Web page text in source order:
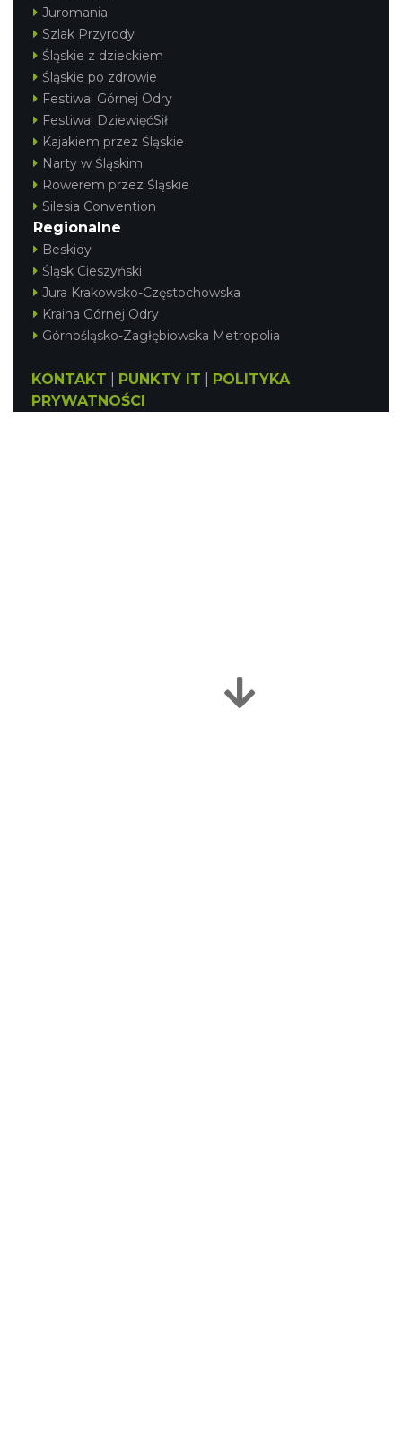
Juromania
Szlak Przyrody
Śląskie z dzieckiem
Śląskie po zdrowie
Festiwal Górnej Odry
Festiwal DziewięćSił
Kajakiem przez Śląskie
Narty w Śląskim
Rowerem przez Śląskie
Silesia Convention
Regionalne
Beskidy
Śląsk Cieszyński
Jura Krakowsko-Częstochowska
Kraina Górnej Odry
Górnośląsko-Zagłębiowska Metropolia
KONTAKT PUNKTY IT
POLITYKA
PRYWATNOŚCI